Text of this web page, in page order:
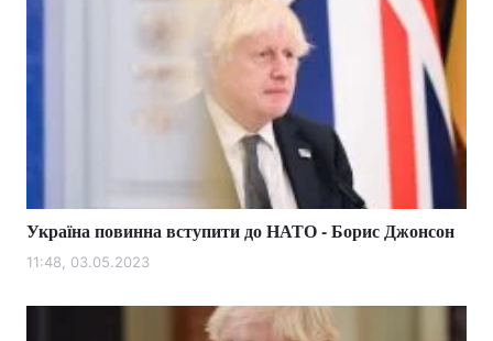
Наука
Лайт
Інциденти
Туризм
Цікавинки Погода
Україна повинна вступити до НАТО - Борис Джонсон
11:48, 03.05.2023